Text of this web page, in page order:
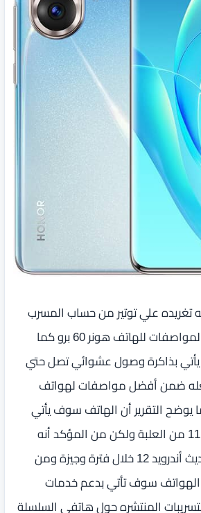
تغريده علي توتير من حساب المسرب
الشهير Ankit بنفس المواصفات للهاتف هونر 60 برو كما
يأتي بذاكرة وصول عشوائي تصل حتي
تجعله ضمن أفضل مواصفات لهواتف
يوضح التقرير أن الهاتف سوف يأتي
بنظام تشغيل أندرويد 11 من العلبة ولكن من المؤكد أنه
سوف يحصل علي تحديث أندرويد 12 خلال فترة وجيزة ومن
الهواتف سوف تأتي بدعم خدمات
المنتشره حول هاتفي السلسلة